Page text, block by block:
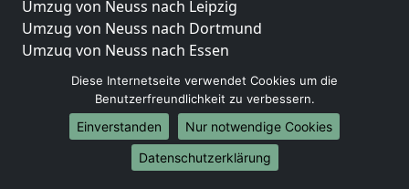
Umzug von Neuss nach Leipzig
Umzug von Neuss nach Dortmund
Umzug von Neuss nach Essen
Umzug von Neuss nach Bremen
Umzug von Neuss nach Dresden
Umzug von Neuss nach Hannover
Umzug von Neuss nach Nürnberg
Umzug von Neuss nach Duisburg
Diese Internetseite verwendet Cookies um die
Benutzerfreundlichkeit zu verbessern.
Einverstanden
Nur notwendige Cookies
Datenschutzerklärung